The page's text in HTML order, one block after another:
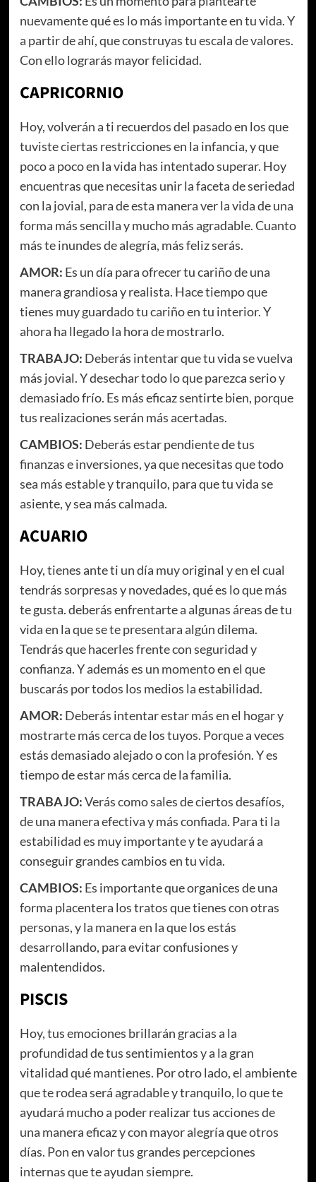
nuevamente qué es lo más importante en tu vida. Y
a partir de ahí, que construyas tu escala de valores.
Con ello lograrás mayor felicidad.
CAPRICORNIO
Hoy, volverán a ti recuerdos del pasado en los que
tuviste ciertas restricciones en la infancia, y que
poco a poco en la vida has intentado superar. Hoy
encuentras que necesitas unir la faceta de seriedad
con la jovial, para de esta manera ver la vida de una
forma más sencilla y mucho más agradable. Cuanto
más te inundes de alegría, más feliz serás.
AMOR: Es un día para ofrecer tu cariño de una
manera grandiosa y realista. Hace tiempo que
tienes muy guardado tu cariño en tu interior. Y
ahora ha llegado la hora de mostrarlo.
TRABAJO: Deberás intentar que tu vida se vuelva
más jovial. Y desechar todo lo que parezca serio y
demasiado frío. Es más eficaz sentirte bien, porque
tus realizaciones serán más acertadas.
CAMBIOS: Deberás estar pendiente de tus
finanzas e inversiones, ya que necesitas que todo
sea más estable y tranquilo, para que tu vida se
asiente, y sea más calmada.
ACUARIO
Hoy, tienes ante ti un día muy original y en el cual
tendrás sorpresas y novedades, qué es lo que más
te gusta. deberás enfrentarte a algunas áreas de tu
vida en la que se te presentara algún dilema.
Tendrás que hacerles frente con seguridad y
confianza. Y además es un momento en el que
buscarás por todos los medios la estabilidad.
AMOR: Deberás intentar estar más en el hogar y
mostrarte más cerca de los tuyos. Porque a veces
estás demasiado alejado o con la profesión. Y es
tiempo de estar más cerca de la familia.
TRABAJO:Verás como sales de ciertos desafíos,
de una manera efectiva y más confiada. Para ti la
estabilidad es muy importante y te ayudará a
conseguir grandes cambios en tu vida.
CAMBIOS: Es importante que organices de una
forma placentera los tratos que tienes con otras
personas, y la manera en la que los estás
desarrollando, para evitar confusiones y
malentendidos.
PISCIS
Hoy, tus emociones brillarán gracias a la
profundidad de tus sentimientos y a la gran
vitalidad qué mantienes. Por otro lado, el ambiente
que te rodea será agradable y tranquilo, lo que te
ayudará mucho a poder realizar tus acciones de
una manera eficaz y con mayor alegría que otros
días. Pon en valor tus grandes percepciones
internas que te ayudan siempre.